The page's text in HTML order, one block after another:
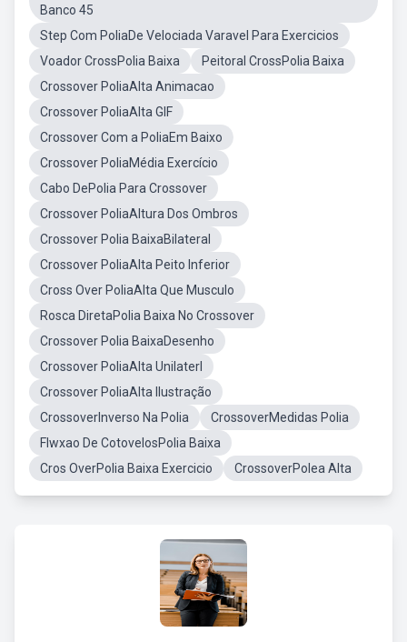
Banco 45
Step Com PoliaDe Velociada Varavel Para Exercicios
Voador CrossPolia Baixa
Peitoral CrossPolia Baixa
Crossover PoliaAlta Animacao
Crossover PoliaAlta GIF
Crossover Com a PoliaEm Baixo
Crossover PoliaMédia Exercício
Cabo DePolia Para Crossover
Crossover PoliaAltura Dos Ombros
Crossover Polia BaixaBilateral
Crossover PoliaAlta Peito Inferior
Cross Over PoliaAlta Que Musculo
Rosca DiretaPolia Baixa No Crossover
Crossover Polia BaixaDesenho
Crossover PoliaAlta Unilaterl
Crossover PoliaAlta Ilustração
CrossoverInverso Na Polia
CrossoverMedidas Polia
Flwxao De CotovelosPolia Baixa
Cros OverPolia Baixa Exercicio
CrossoverPolea Alta